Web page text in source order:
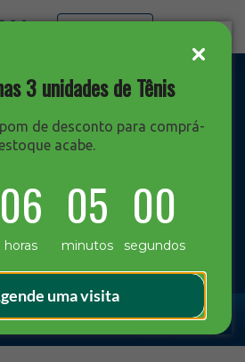
3 unidades de Tênis
de desconto para comprá-
acabe.
06
horas
04
minutos
59
segundos
uma visita
Sacchelli